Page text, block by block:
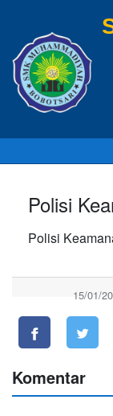
Polisi
Polisi
15/01/
Komentar